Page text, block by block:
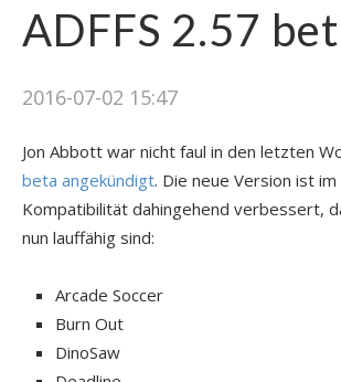
ADFFS 2.57
2016-07-02 15:47
Jon Abbott war nicht faul in den letzten
beta angekündigt. Die neue Version ist
Kompatibilität dahingehend verbessert,
nun lauffähig sind:
Arcade Soccer
Burn Out
DinoSaw